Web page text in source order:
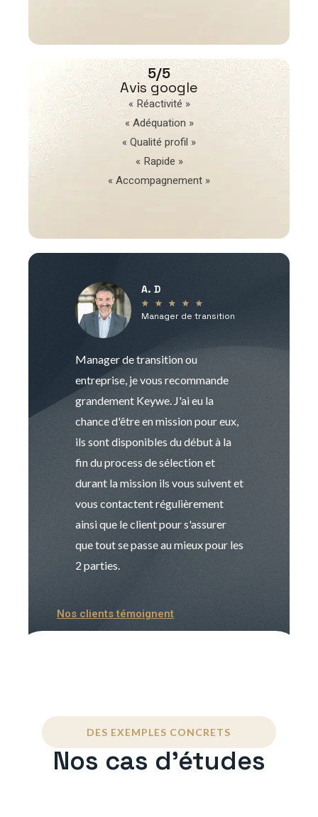
5/5
Avis google
« Réactivité »
« Adéquation »
« Qualité profil »
« Rapide »
« Accompagnement »
A. D
★ ★ ★ ★ ★
Manager de transition
Manager de transition ou
entreprise, je vous recommande
grandement Keywe. J'ai eu la
chance d'être en mission pour eux,
ils sont disponibles du début à la
fin du process de sélection et
durant la mission ils vous suivent et
vous contactent régulièrement
ainsi que le client pour s'assurer
que tout se passe au mieux pour les
2 parties.
Nos clients témoignent
DES EXEMPLES CONCRETS
Nos cas d'études